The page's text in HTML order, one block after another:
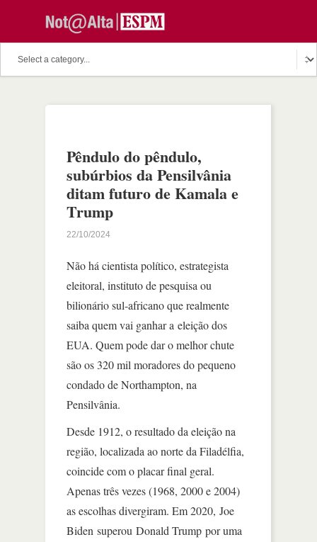
Pêndulo do pêndulo,
subúrbios da Pensilvânia
ditam futuro de Kamala e
Trump
22/10/2024
Não há cientista político, estrategista
eleitoral, instituto de pesquisa ou
bilionário sul-africano que realmente
saiba quem vai ganhar a eleição dos
EUA. Quem pode dar o melhor chute
são os 320 mil moradores do pequeno
condado de Northampton, na
Pensilvânia.
Desde 1912, o resultado da eleição na
região, localizada ao norte da Filadélfia,
coincide com o placar final geral.
Apenas três vezes (1968, 2000 e 2004)
as escolhas divergiram. Em 2020, Joe
Biden superou Donald Trump por uma